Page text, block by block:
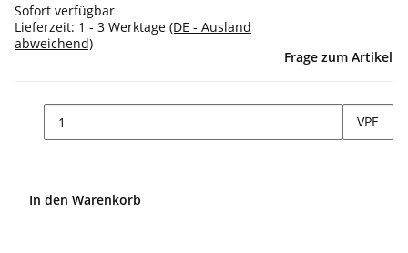
Sofort verfügbar
Lieferzeit: 1 - 3 Werktage (DE - Ausland
abweichend)
Frage zum Artikel
VPE
In den Warenkorb